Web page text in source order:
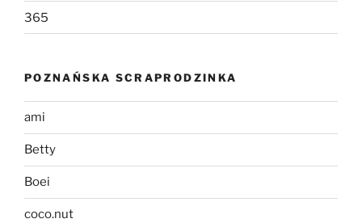
365
POZNAŃSKA SCRAPRODZINKA
ami
Betty
Boei
coco.nut